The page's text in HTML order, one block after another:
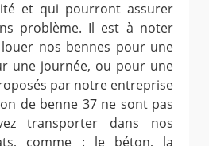
et qui pourront assurer
problème. Il est à noter
nos bennes pour une
une journée, ou pour une
par notre entreprise
de benne 37 ne sont pas
transporter dans nos
comme : le béton, la